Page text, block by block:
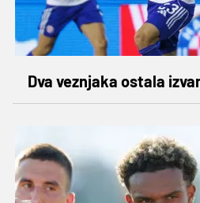
Dva veznjaka ostala